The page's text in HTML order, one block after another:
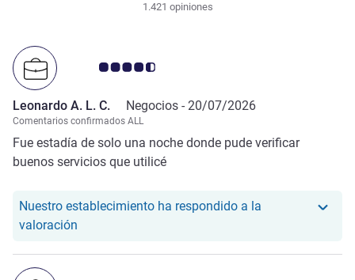
1.421 opiniones
Nota de clientes de Avis 4.5/5
Leonardo A. L. C. Negocios - 20/07/2026
Comentarios confirmados ALL
Fue estadía de solo una noche donde pude verificar
buenos servicios que utilicé
Nuestro establecimiento ha respondido a la
valoración